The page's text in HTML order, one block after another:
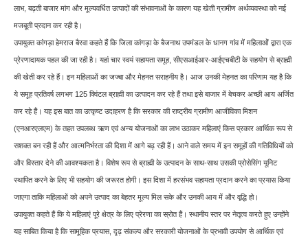
लाभ, बढ़ती बाजार मांग और मूल्यवर्धित उत्पादों की संभावनाओं के कारण यह खेती ग्रामीण अर्थव्यवस्था को नई
मजबूती प्रदान कर रही है।
उपायुक्त कांगड़ा हेमराज बैरवा कहते हैं कि जिला कांगड़ा के बैजनाथ उपमंडल के धानग गांव में महिलाओं द्वारा एक
प्रेरणादायक पहल की जा रही है। यहां चार स्वयं सहायता समूह, सीएसआईआर-आईएचबीटी के सहयोग से ब्राह्मी
की खेती कर रहे हैं। इन महिलाओं का जज्बा और मेहनत सराहनीय है। आज उनकी मेहनत का परिणाम यह है कि
ये समूह प्रतिवर्ष लगभग 125 क्विंटल ब्राह्मी का उत्पादन कर रहे हैं तथा इसे बाजार में बेचकर अच्छी आय अर्जित
कर रहे हैं। यह इस बात का उत्कृष्ट उदाहरण है कि सरकार की राष्ट्रीय ग्रामीण आजीविका मिशन
(एनआरएलएम) के तहत उपलब्ध ऋण एवं अन्य योजनाओं का लाभ उठाकर महिलाएं किस प्रकार आर्थिक रूप से
सशक्त बन रही हैं और आत्मनिर्भरता की दिशा में आगे बढ़ रही हैं। आने वाले समय में इन समूहों की गतिविधियों को
और विस्तार देने की आवश्यकता है। विशेष रूप से ब्राह्मी के उत्पादन के साथ-साथ उसकी प्रोसेसिंग यूनिट
स्थापित करने के लिए भी सहयोग की जरूरत होगी। इस दिशा में हरसंभव सहायता प्रदान करने का प्रयास किया
जाएगा ताकि महिलाओं को अपने उत्पाद का बेहतर मूल्य मिल सके और उनकी आय में और वृद्धि हो।
उपायुक्त कहते हैं कि ये महिलाएं पूरे क्षेत्र के लिए प्रेरणा का स्रोत हैं। स्थानीय स्तर पर नेतृत्व करते हुए उन्होंने
यह साबित किया है कि सामूहिक प्रयास, दृढ़ संकल्प और सरकारी योजनाओं के प्रभावी उपयोग से आर्थिक एवं